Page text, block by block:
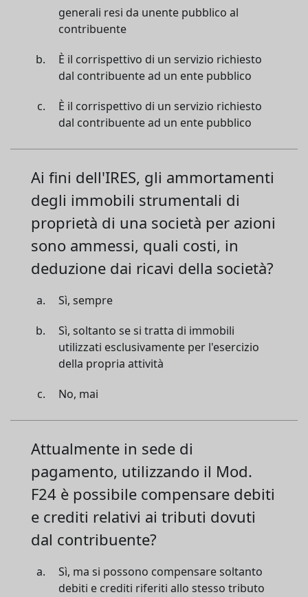
generali resi da unente pubblico al
contribuente
È il corrispettivo di un servizio richiesto
dal contribuente ad un ente pubblico
È il corrispettivo di un servizio richiesto
dal contribuente ad un ente pubblico
Ai fini dell'IRES, gli ammortamenti
degli immobili strumentali di
proprietà di una società per azioni
sono ammessi, quali costi, in
deduzione dai ricavi della società?
Sì, sempre
Sì, soltanto se si tratta di immobili
utilizzati esclusivamente per l'esercizio
della propria attività
No, mai
Attualmente in sede di
pagamento, utilizzando il Mod.
F24 è possibile compensare debiti
e crediti relativi ai tributi dovuti
dal contribuente?
Sì, ma si possono compensare soltanto
debiti e crediti riferiti allo stesso tributo